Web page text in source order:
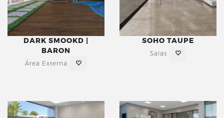
DARK SMOOKD |
BARON
Área Externa
SOHO TAUPE
Salas